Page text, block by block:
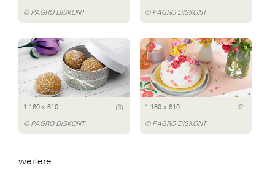
© PAGRO DISKONT © PAGRO DISKONT
1 160 x 610
© PAGRO DISKONT
1 160 x 610
© PAGRO DISKONT
weitere ...